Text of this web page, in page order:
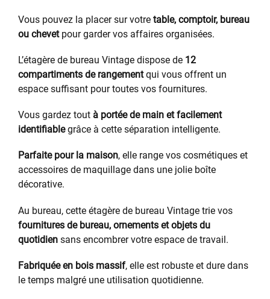
Vous pouvez la placer sur votre table, comptoir, bureau
ou chevetpour garder vos affaires organisées.
L’étagère de bureau Vintage dispose de 12
compartiments de rangementqui vous offrent un
espace suffisant pour toutes vos fournitures.
Vous gardez tout à portée de main et facilement
identifiablegrâce à cette séparation intelligente.
Parfaite pour la maison, elle range vos cosmétiques et
accessoires de maquillage dans une jolie boîte
décorative.
Au bureau, cette étagère de bureau Vintage trie vos
fournitures de bureau, ornements et objets du
quotidien sans encombrer votre espace de travail.
Fabriquée en bois massif, elle est robuste et dure dans
le temps malgré une utilisation quotidienne.